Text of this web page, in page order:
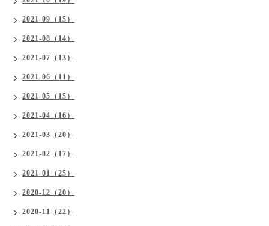
2021-09（15）
2021-08（14）
2021-07（13）
2021-06（11）
2021-05（15）
2021-04（16）
2021-03（20）
2021-02（17）
2021-01（25）
2020-12（20）
2020-11（22）